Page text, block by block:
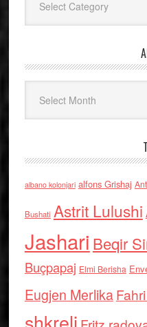
albano kolonjari alfons Grishaj
Bushati Astrit Lulushi
Jashari Beqir
Buçpapaj Elmi Berisha
Eugjen Merlika